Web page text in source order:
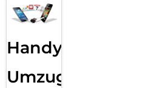
Handy
Umzug